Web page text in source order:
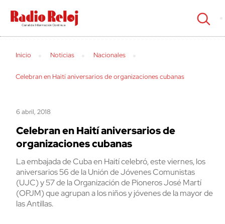
cerrar
Inicio Noticias Nacionales
Celebran en Haití aniversarios de organizaciones cubanas
6 abril, 2018
Celebran en Haití aniversarios de
organizaciones cubanas
La embajada de Cuba en Haití celebró, este viernes, los
aniversarios 56 de la Unión de Jóvenes Comunistas
(UJC) y 57 de la Organización de Pioneros José Martí
(OPJM) que agrupan a los niños y jóvenes de la mayor de
las Antillas.